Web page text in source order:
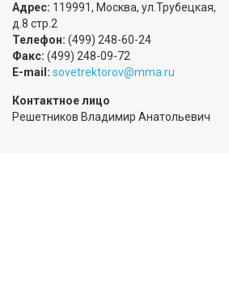
Адрес: 119991, Москва, ул.Трубецкая,
д.8 стр.2
Телефон: (499) 248-60-24
Факс: (499) 248-09-72
E-mail: sovetrektorov@mma.ru
Контактное лицо
Решетников Владимир Анатольевич